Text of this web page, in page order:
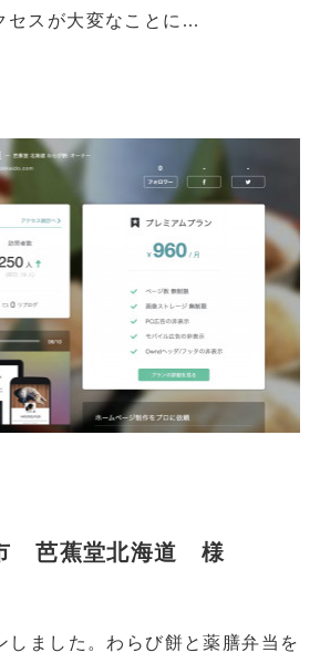
セスが大変なことに...
芭蕉堂北海道 様
しました。わらび餅と薬膳弁当を